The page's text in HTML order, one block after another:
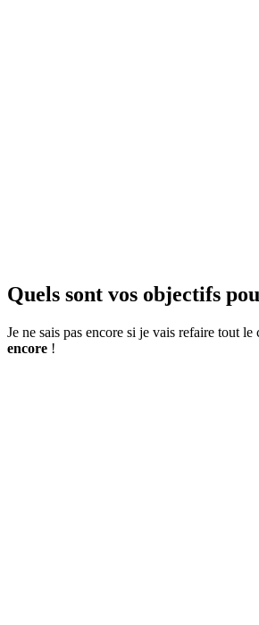
Quels sont vos objectifs
Je ne sais pas encore si je vais refaire tout
encore !